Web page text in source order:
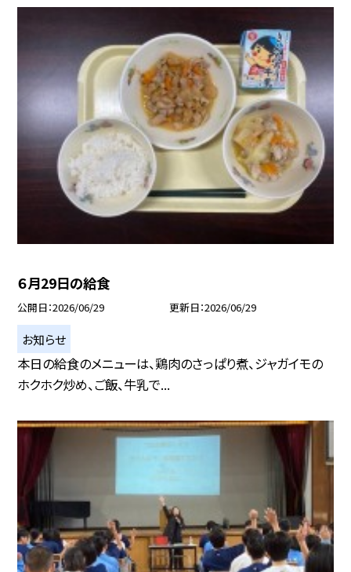
６月29日の給食
公開日 2026/06/29 更新日 2026/06/29
お知らせ
本日の給食のメニューは、鶏肉のさっぱり煮、ジャガイモの
ホクホク炒め、ご飯、牛乳で...